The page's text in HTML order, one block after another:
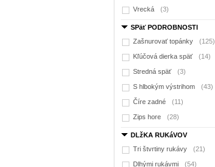
Vrecká (3)
SPäť PODROBNOSTI
Zašnurovať topánky
(125)
Kľúčová dierka späť (14)
Stredná späť (3)
S hlbokým výstrihom (43)
Číre zadné (11)
Zips hore (28)
DLžKA RUKáVOV
Tri štvrtiny rukávy
(21)
Dlhými rukávmi (54)